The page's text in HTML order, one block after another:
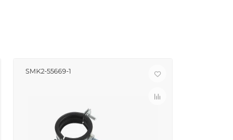
SMK2-55669-1